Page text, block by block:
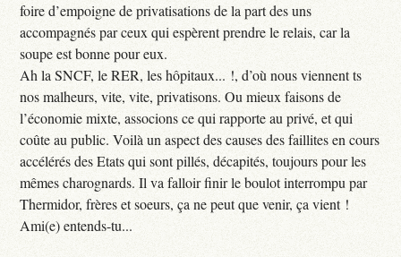
foire d’empoigne de privatisations de la part des uns
accompagnés par ceux qui espèrent prendre le relais, car la
soupe est bonne pour eux.
Ah la SNCF, le RER, les hôpitaux... !, d’où nous viennent ts
nos malheurs, vite, vite, privatisons. Ou mieux faisons de
l’économie mixte, associons ce qui rapporte au privé, et qui
coûte au public. Voilà un aspect des causes des faillites en cours
accélérés des Etats qui sont pillés, décapités, toujours pour les
mêmes charognards. Il va falloir finir le boulot interrompu par
Thermidor, frères et soeurs, ça ne peut que venir, ça vient !
Ami(e) entends-tu...